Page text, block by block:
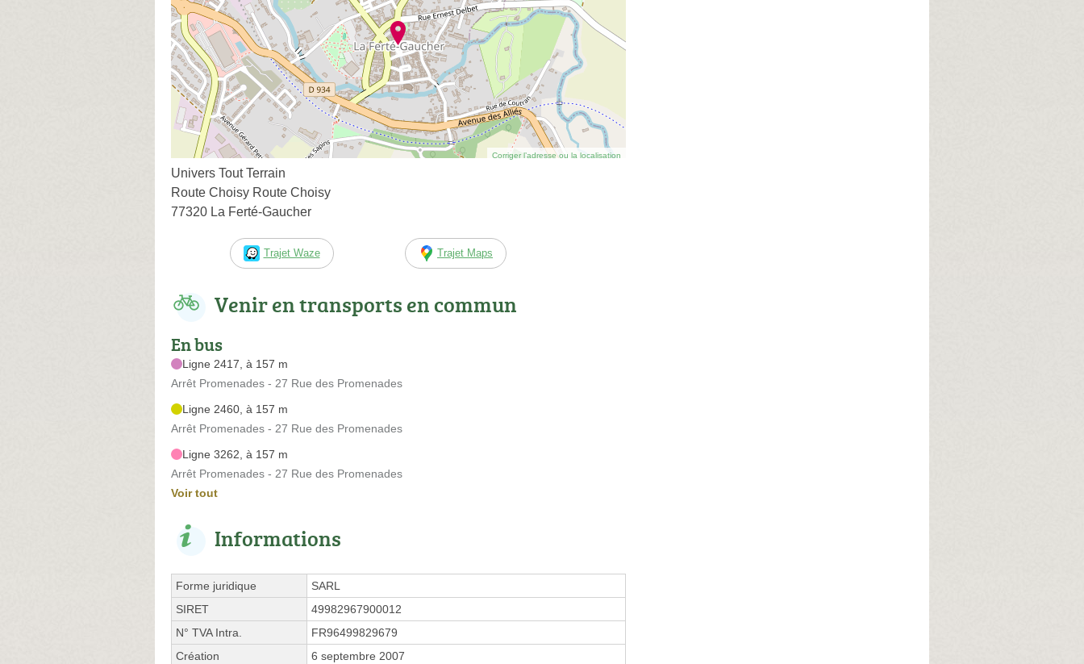
Corriger l’adresse ou la localisation
Univers Tout Terrain
Route Choisy Route Choisy
77320 La Ferté-Gaucher
Trajet Waze Trajet Maps
Venir en transports en commun
En bus
Ligne 2417, à 157 m
Arrêt Promenades - 27 Rue des Promenades
Ligne 2460, à 157 m
Arrêt Promenades - 27 Rue des Promenades
Ligne 3262, à 157 m
Arrêt Promenades - 27 Rue des Promenades
Voir tout
Informations
Forme juridique
SARL
SIRET
49982967900012
N° TVA Intra.
FR96499829679
Création
6 septembre 2007